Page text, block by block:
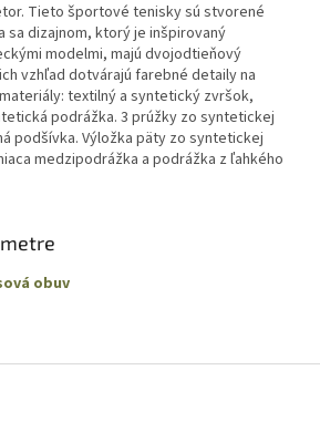
Tieto športové tenisky sú stvorené
sa dizajnom, ktorý je inšpirovaný
modelmi, majú dvojodtieňový
vzhľad dotvárajú farebné detaily na
textilný a syntetický zvršok,
podrážka. 3 prúžky zo syntetickej
podšívka. Výložka päty zo syntetickej
medzipodrážka a podrážka z ľahkého
obuv